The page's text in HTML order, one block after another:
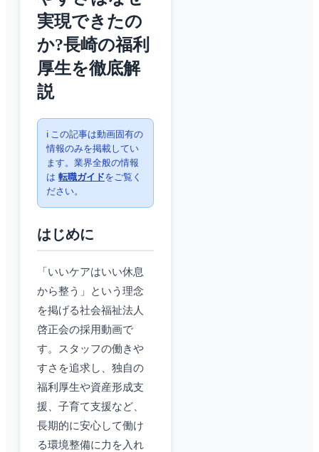
実現できたの
か?長崎の福利
厚生を徹底解
説
ℹ️ この記事は動画固有の
情報のみを掲載してい
ます。業界全般の情報
は 転職ガイドをご覧く
ださい。
はじめに
「いいケアはいい休息
から整う」という理念
を掲げる社会福祉法人
啓正会の採用動画で
す。スタッフの働きや
すさを追求し、独自の
福利厚生や資産形成支
援、子育て支援など、
長期的に安心して働け
る環境整備に力を入れ